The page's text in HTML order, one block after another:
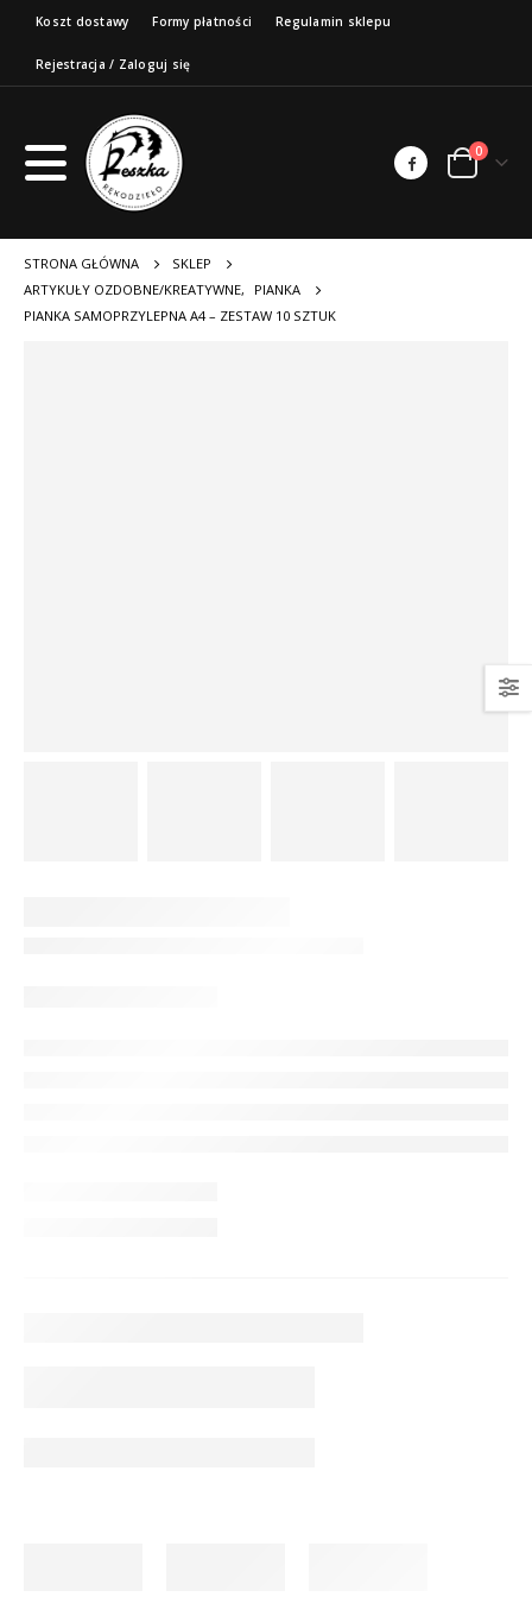
Koszt dostawy Formy płatności Regulamin sklepu
Rejestracja / Zaloguj się
0
STRONA GŁÓWNA
SKLEP
ARTYKUŁY OZDOBNE/KREATYWNE,
PIANKA
PIANKA SAMOPRZYLEPNA A4 – ZESTAW 10 SZTUK